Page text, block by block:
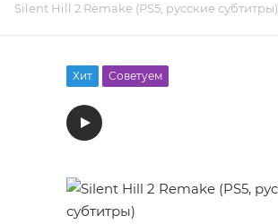
Silent Hill 2 Remake (PS5, русские субтитры)
Хит Советуем